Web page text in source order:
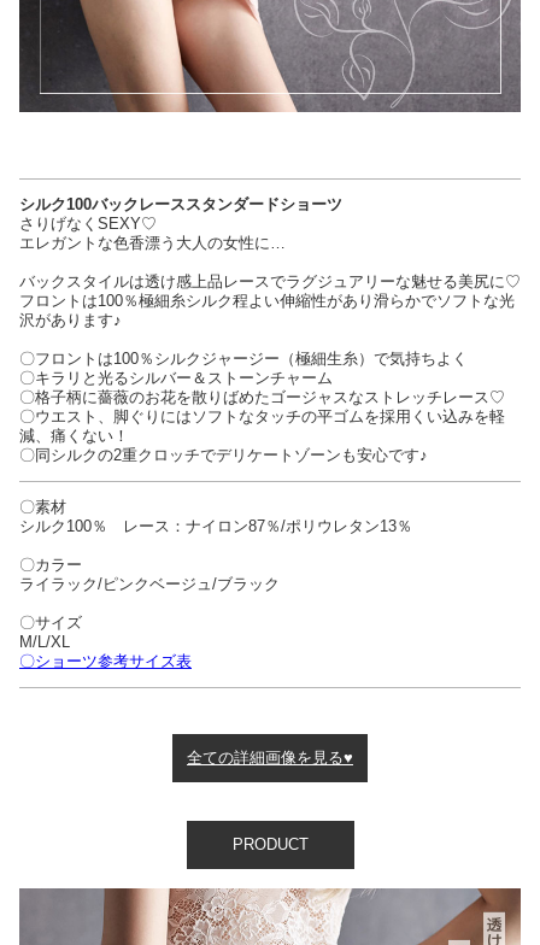
シルク100バックレーススタンダードショーツ
さりげなくSEXY♡
エレガントな色香漂う大人の女性に…
バックスタイルは透け感上品レースでラグジュアリーな魅せる美尻に♡
フロントは100％極細糸シルク程よい伸縮性があり滑らかでソフトな光
沢があります♪
〇フロントは100％シルクジャージー（極細生糸）で気持ちよく
〇キラリと光るシルバー＆ストーンチャーム
〇格子柄に薔薇のお花を散りばめたゴージャスなストレッチレース♡
〇ウエスト、脚ぐりにはソフトなタッチの平ゴムを採用くい込みを軽
減、痛くない！
〇同シルクの2重クロッチでデリケートゾーンも安心です♪
〇素材
シルク100％ レース：ナイロン87％/ポリウレタン13％
〇カラー
ライラック/ピンクベージュ/ブラック
〇サイズ
M/L/XL
〇ショーツ参考サイズ表
全ての詳細画像を見る♥
PRODUCT